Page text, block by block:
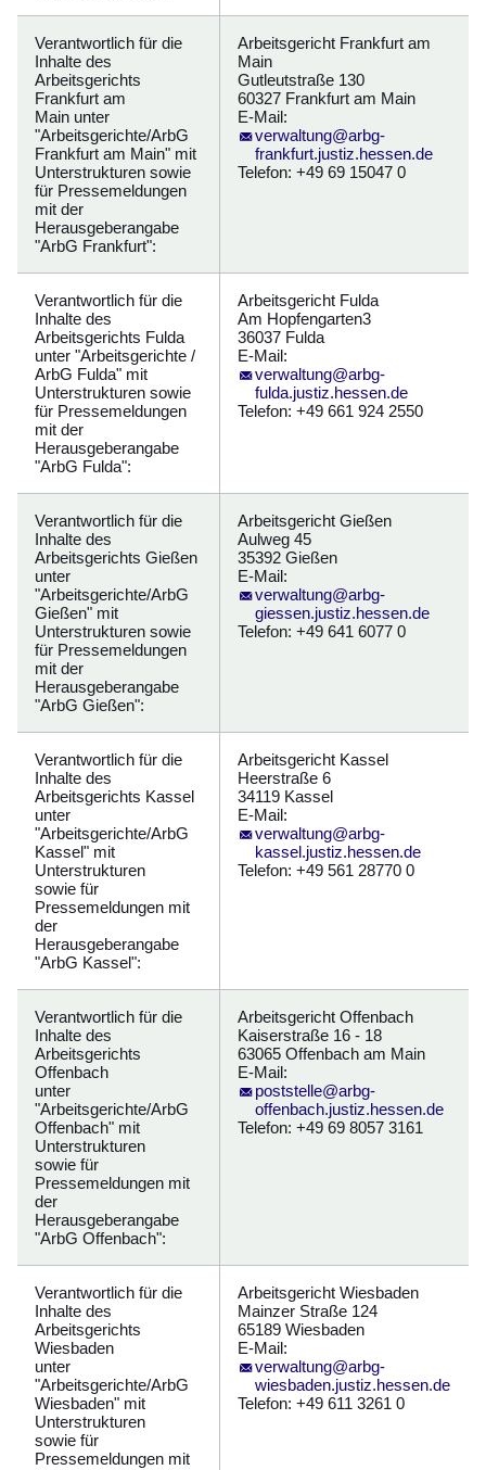
Verantwortlich für die
Inhalte des
Arbeitsgerichts
Frankfurt am
Main unter
"Arbeitsgerichte/ArbG
Frankfurt am Main" mit
Unterstrukturen sowie
für Pressemeldungen
mit der
Herausgeberangabe
"ArbG Frankfurt":
Arbeitsgericht Frankfurt am
Main
Gutleutstraße 130
60327 Frankfurt am Main
E-Mail:
verwaltung@arbg-
frankfurt.justiz.hessen.de
Telefon: +49 69 15047 0
Verantwortlich für die
Inhalte des
Arbeitsgerichts Fulda
unter "Arbeitsgerichte /
ArbG Fulda" mit
Unterstrukturen sowie
für Pressemeldungen
mit der
Herausgeberangabe
"ArbG Fulda":
Arbeitsgericht Fulda
Am Hopfengarten3
36037 Fulda
E-Mail:
verwaltung@arbg-
fulda.justiz.hessen.de
Telefon: +49 661 924 2550
Verantwortlich für die
Inhalte des
Arbeitsgerichts Gießen
unter
"Arbeitsgerichte/ArbG
Gießen" mit
Unterstrukturen sowie
für Pressemeldungen
mit der
Herausgeberangabe
"ArbG Gießen":
Arbeitsgericht Gießen
Aulweg 45
35392 Gießen
E-Mail:
verwaltung@arbg-
giessen.justiz.hessen.de
Telefon: +49 641 6077 0
Verantwortlich für die
Inhalte des
Arbeitsgerichts Kassel
unter
"Arbeitsgerichte/ArbG
Kassel" mit
Unterstrukturen
sowie für
Pressemeldungen mit
der
Herausgeberangabe
"ArbG Kassel":
Arbeitsgericht Kassel
Heerstraße 6
34119 Kassel
E-Mail:
verwaltung@arbg-
kassel.justiz.hessen.de
Telefon: +49 561 28770 0
Verantwortlich für die
Inhalte des
Arbeitsgerichts
Offenbach
unter
"Arbeitsgerichte/ArbG
Offenbach" mit
Unterstrukturen
sowie für
Pressemeldungen mit
der
Herausgeberangabe
"ArbG Offenbach":
Arbeitsgericht Offenbach
Kaiserstraße 16 - 18
63065 Offenbach am Main
E-Mail:
poststelle@arbg-
offenbach.justiz.hessen.de
Telefon: +49 69 8057 3161
Verantwortlich für die
Inhalte des
Arbeitsgerichts
Wiesbaden
unter
"Arbeitsgerichte/ArbG
Wiesbaden" mit
Unterstrukturen
sowie für
Pressemeldungen mit
Arbeitsgericht Wiesbaden
Mainzer Straße 124
65189 Wiesbaden
E-Mail:
verwaltung@arbg-
wiesbaden.justiz.hessen.de
Telefon: +49 611 3261 0